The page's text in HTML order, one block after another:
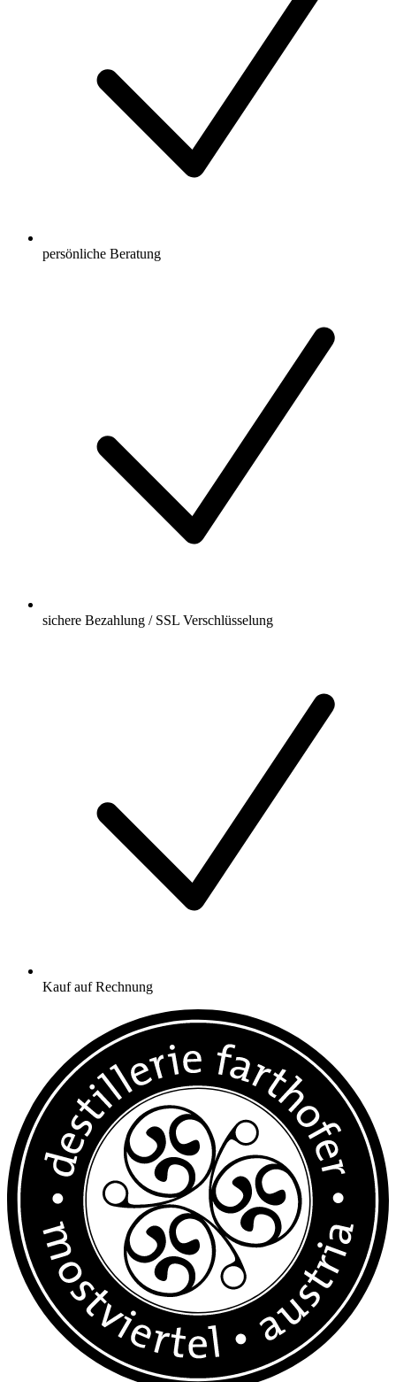
persönliche Beratung
sichere Bezahlung / SSL Verschlüsselung
Kauf auf Rechnung